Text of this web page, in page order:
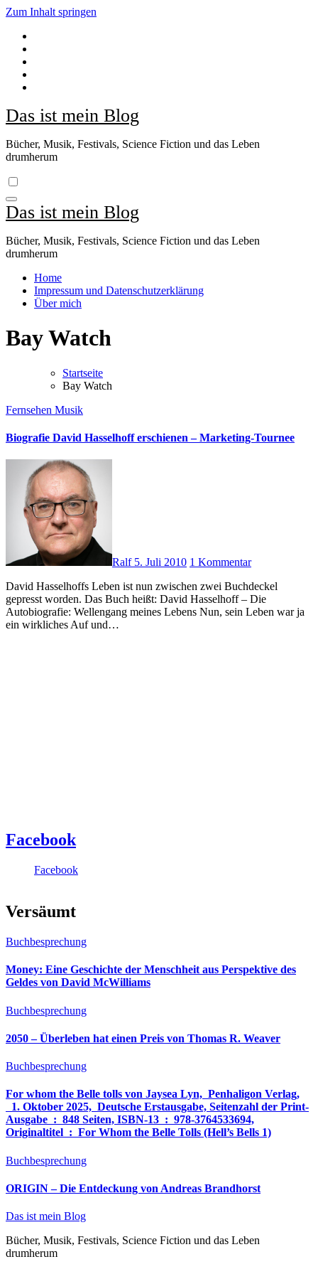
Zum Inhalt springen
Das ist mein Blog
Bücher, Musik, Festivals, Science Fiction und das Leben
drumherum
Das ist mein Blog
Bücher, Musik, Festivals, Science Fiction und das Leben
drumherum
Home
Impressum und Datenschutzerklärung
Über mich
Bay Watch
Startseite
Bay Watch
Fernsehen Musik
Biografie David Hasselhoff erschienen – Marketing-Tournee
Ralf 5. Juli 2010 1 Kommentar
David Hasselhoffs Leben ist nun zwischen zwei Buchdeckel
gepresst worden. Das Buch heißt: David Hasselhoff – Die
Autobiografie: Wellengang meines Lebens Nun, sein Leben war ja
ein wirkliches Auf und…
Facebook
Facebook
Versäumt
Buchbesprechung
Money: Eine Geschichte der Menschheit aus Perspektive des
Geldes von David McWilliams
Buchbesprechung
2050 – Überleben hat einen Preis von Thomas R. Weaver
Buchbesprechung
For whom the Belle tolls von Jaysea Lyn, ‎ Penhaligon Verlag,
‎ 1. Oktober 2025, ‎ Deutsche Erstausgabe, Seitenzahl der Print-
Ausgabe ‏ : ‎ 848 Seiten, ISBN-13 ‏ : ‎ 978-3764533694,
Originaltitel ‏ : ‎ For Whom the Belle Tolls (Hell’s Bells 1)
Buchbesprechung
ORIGIN – Die Entdeckung von Andreas Brandhorst
Das ist mein Blog
Bücher, Musik, Festivals, Science Fiction und das Leben
drumherum